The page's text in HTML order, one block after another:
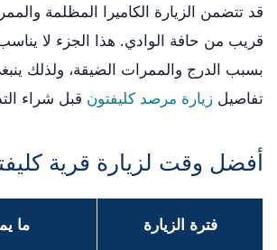
قد تتضمن الزيارة الكاميرا المظلمة
قريب من حافة الوادي. هذا الجزء لا يناسب
بسبب الدرج والممرات الضيقة، ولذلك
تفاصيل زيارة مرصد كليفتون قبل شراء
أفضل وقت لزيارة قرية
فترة الزيارة ما